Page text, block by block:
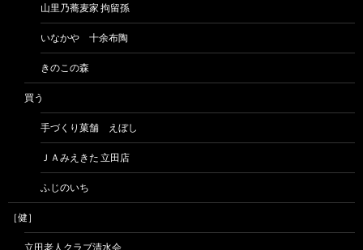
山里乃蕎麦家 拘留孫
いなかや 十余布陶
きのこの森
買う
手づくり菓舗 えぼし
ＪＡみえきた 立田店
ふじのいち
［健］
立田老人クラブ清水会